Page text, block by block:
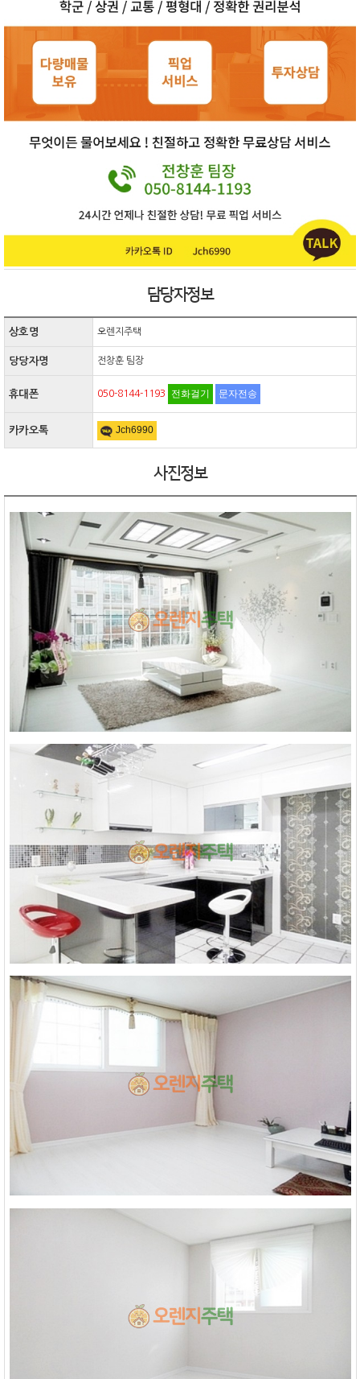
담당자정보
상호명 오렌지주택
당당자명 전창훈 팀장
휴대폰 050-8144-1193 전화걸기 문자전송
카카오톡 Jch6990
사진정보